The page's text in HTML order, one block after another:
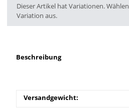
x
Dieser Artikel hat Variationen.
Variation aus.
Beschreibung
Versandgewicht: